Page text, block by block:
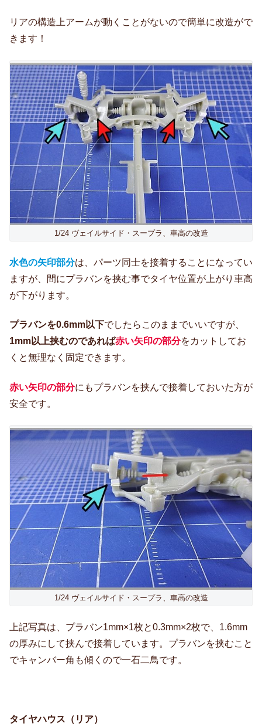
リアの構造上アームが動くことがないので簡単に改造がで
きます！
1/24 ヴェイルサイド・スープラ、車高の改造
水色の矢印部分は、パーツ同士を接着することになってい
ますが、間にプラバンを挟む事でタイヤ位置が上がり車高
が下がります。
プラバンを0.6mm以下でしたらこのままでいいですが、
1mm以上挟むのであれば赤い矢印の部分をカットしてお
くと無理なく固定できます。
赤い矢印の部分にもプラバンを挟んで接着しておいた方が
安全です。
1/24 ヴェイルサイド・スープラ、車高の改造
上記写真は、プラバン1mm×1枚と0.3mm×2枚で、1.6mm
の厚みにして挟んで接着しています。プラバンを挟むこと
でキャンバー角も傾くので一石二鳥です。
タイヤハウス（リア）